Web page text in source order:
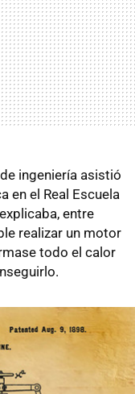
ingeniería asistió
en el Real Escuela
entre
realizar un motor
todo el calor